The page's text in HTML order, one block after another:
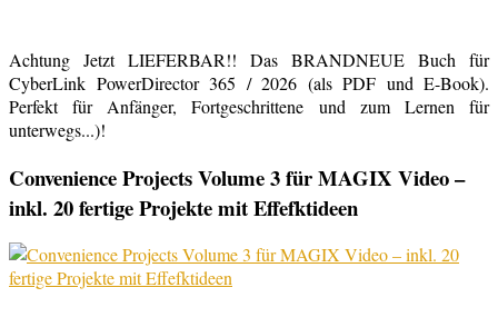
Achtung Jetzt LIEFERBAR!! Das BRANDNEUE Buch für
CyberLink PowerDirector 365 / 2026 (als PDF und E-Book).
Perfekt für Anfänger, Fortgeschrittene und zum Lernen für
unterwegs...)!
Convenience Projects Volume 3 für MAGIX Video –
inkl. 20 fertige Projekte mit Effefktideen